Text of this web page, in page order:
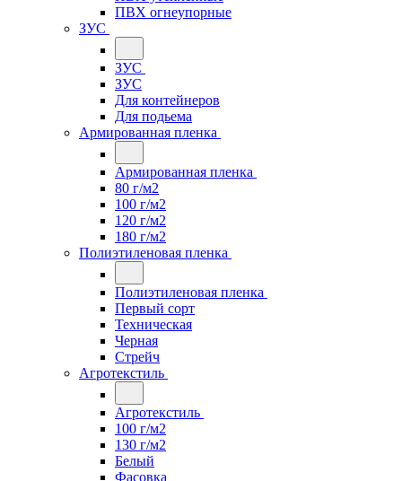
ПВХ огнеупорные
ЗУС
ЗУС
ЗУС
Для контейнеров
Для подьема
Армированная пленка
Армированная пленка
80 г/м2
100 г/м2
120 г/м2
180 г/м2
Полиэтиленовая пленка
Полиэтиленовая пленка
Первый сорт
Техническая
Черная
Стрейч
Агротекстиль
Агротекстиль
100 г/м2
130 г/м2
Белый
Фасовка